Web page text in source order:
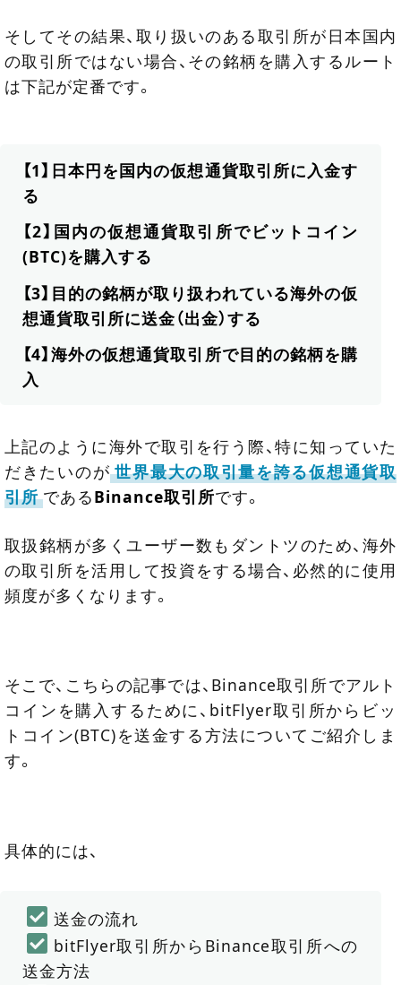
そしてその結果、取り扱いのある取引所が日本国内
の取引所ではない場合、その銘柄を購入するルート
は下記が定番です。
【1】日本円を国内の仮想通貨取引所に入金す
る
【2】国内の仮想通貨取引所でビットコイン
(BTC)を購入する
【3】目的の銘柄が取り扱われている海外の仮
想通貨取引所に送金（出金）する
【4】海外の仮想通貨取引所で目的の銘柄を購
入
上記のように海外で取引を行う際、特に知っていた
だきたいのが 世界最大の取引量を誇る仮想通貨取
引所 であるBinance取引所です。
取扱銘柄が多くユーザー数もダントツのため、海外
の取引所を活用して投資をする場合、必然的に使用
頻度が多くなります。
そこで、こちらの記事では、Binance取引所でアルト
コインを購入するために、bitFlyer取引所からビッ
トコイン(BTC)を送金する方法についてご紹介しま
す。
具体的には、
送金の流れ
bitFlyer取引所からBinance取引所への
送金方法